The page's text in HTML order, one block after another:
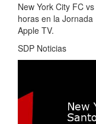
New York City FC
horas en la
Apple TV.
SDP Noticias